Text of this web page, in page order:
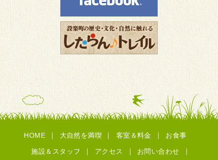
HOME 大自然を満喫 客室＆料金 お食事
施設＆スタッフ アクセス お問い合わせ